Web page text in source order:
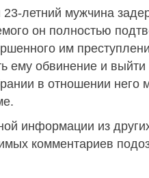
летний мужчина
он полностью
им
ему обвинение и выйти
в отношении него
информации из
комментариев